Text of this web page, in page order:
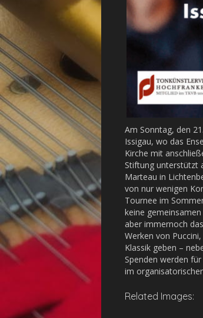
Am Sonntag, den
Issigau, wo das
Kirche mit
Stiftung unterstützt
Marteau in
von nur wenigen
Tournee im
keine
aber immernoch
Werken von
Klassik geben –
Spenden werden
im
Related Images: